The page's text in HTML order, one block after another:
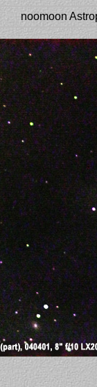
noomoon